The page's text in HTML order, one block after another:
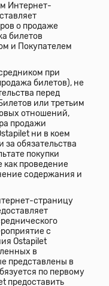
Интернет-
о продаже
билетов
и Покупателем
при
билетов), не
перед
или третьим
отношений,
продажи
ни в коем
за обязательства
покупки
как проведение
содержания и
страницу
с
Ostapilet
в
представлены в
по первому
предоставить